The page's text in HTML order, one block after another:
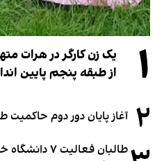
۱
یک زن کارگر در هرات
از طبقه پنجم پایین
۲ آغاز پایان دور دوم حاکمیت